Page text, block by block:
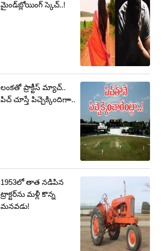
మైండ్‌బ్లోయింగ్ స్కెచ్..!
లంకతో ప్రాక్టీస్ మ్యాచ్..
పిచ్ చూస్తే పిచ్చెక్కిందిగాా..
1953లో తాత నడిపిన
ట్రాక్టర్‌‌ను మళ్లీ కొన్న
మనవడు!